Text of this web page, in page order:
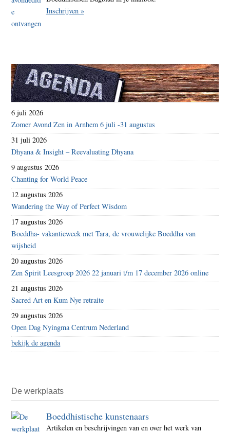
Inschrijven »
6 juli 2026
Zomer Avond Zen in Arnhem 6 juli -31 augustus
31 juli 2026
Dhyana & Insight – Reevaluating Dhyana
9 augustus 2026
Chanting for World Peace
12 augustus 2026
Wandering the Way of Perfect Wisdom
17 augustus 2026
Boeddha- vakantieweek met Tara, de vrouwelijke Boeddha van
wijsheid
20 augustus 2026
Zen Spirit Leesgroep 2026 22 januari t/m 17 december 2026 online
21 augustus 2026
Sacred Art en Kum Nye retraite
29 augustus 2026
Open Dag Nyingma Centrum Nederland
bekijk de agenda
De werkplaats
Boeddhistische kunstenaars
Artikelen en beschrijvingen van en over het werk van